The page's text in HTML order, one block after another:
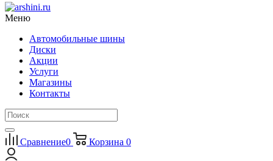
Меню
Автомобильные шины
Диски
Акции
Услуги
Магазины
Контакты
Сравнение0 Корзина 0